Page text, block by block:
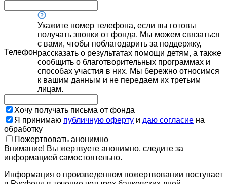
Телефон
Укажите номер телефона, если вы готовы
получать звонки от фонда. Мы можем связаться
с вами, чтобы поблагодарить за поддержку,
рассказать о результатах помощи детям, а также
сообщить о благотворительных программах и
способах участия в них. Мы бережно относимся
к вашим данным и не передаем их третьим
лицам.
Хочу получать письма от фонда
Я принимаю публичную оферту и даю согласие на
обработку
Пожертвовать анонимно
Внимание! Вы жертвуете анонимно, следите за
информацией самостоятельно.
Информация о произведенном пожертвовании поступает